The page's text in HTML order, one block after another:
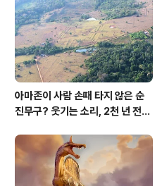
아마존이 사람 손때 타지 않은 순
진무구? 웃기는 소리, 2천 년 전에